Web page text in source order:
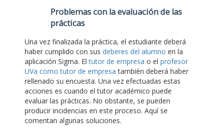
Problemas con la evaluación de las
prácticas
Una vez finalizada la práctica, el estudiante deberá
haber cumplido con sus deberes del alumno en la
aplicación Sigma. Eltutor de empresa o el profesor
UVa como tutor de empresa también deberá haber
rellenado su encuesta. Una vez efectuadas estas
acciones es cuando el tutor académico puede
evaluar las prácticas. No obstante, se pueden
producir incidencias en este proceso. Aquí se
comentan algunas soluciones.